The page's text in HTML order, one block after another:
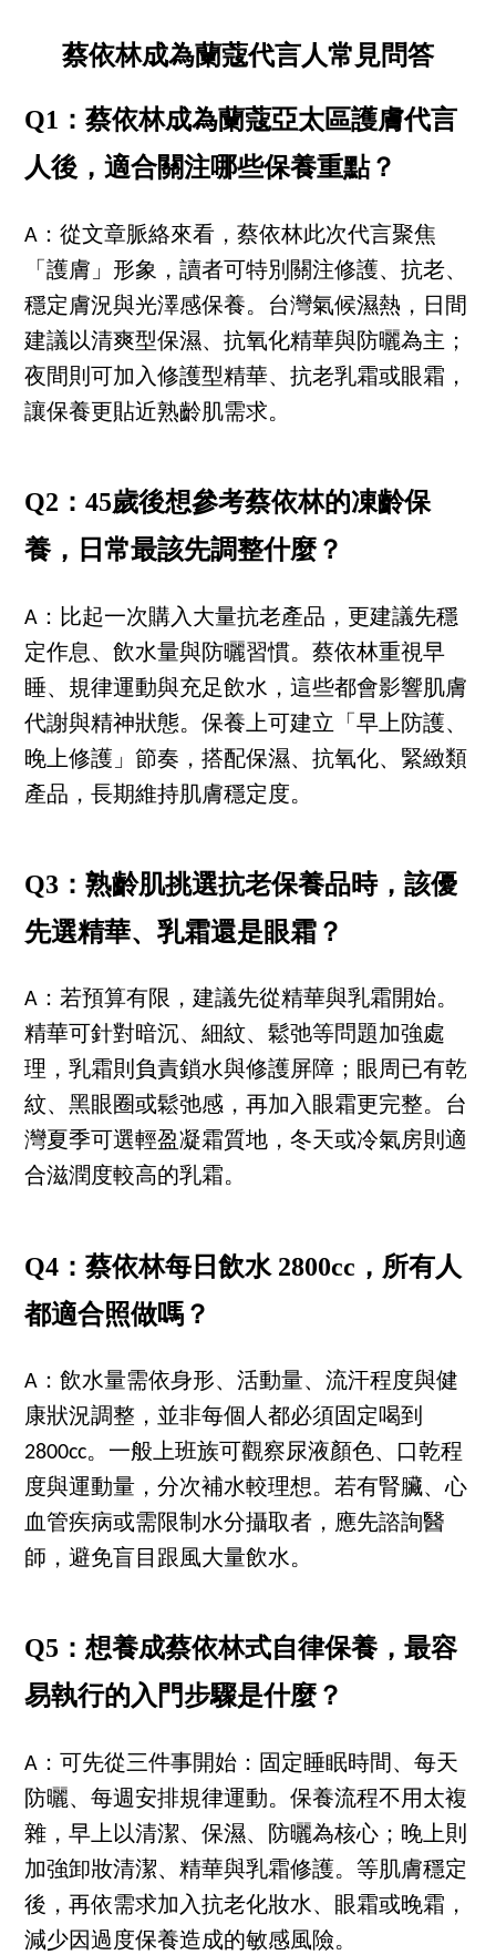
蔡依林成為蘭蔻代言人常見問答
Q1：蔡依林成為蘭蔻亞太區護膚代言
人後，適合關注哪些保養重點？
A：從文章脈絡來看，蔡依林此次代言聚焦
「護膚」形象，讀者可特別關注修護、抗老、
穩定膚況與光澤感保養。台灣氣候濕熱，日間
建議以清爽型保濕、抗氧化精華與防曬為主；
夜間則可加入修護型精華、抗老乳霜或眼霜，
讓保養更貼近熟齡肌需求。
Q2：45歲後想參考蔡依林的凍齡保
養，日常最該先調整什麼？
A：比起一次購入大量抗老產品，更建議先穩
定作息、飲水量與防曬習慣。蔡依林重視早
睡、規律運動與充足飲水，這些都會影響肌膚
代謝與精神狀態。保養上可建立「早上防護、
晚上修護」節奏，搭配保濕、抗氧化、緊緻類
產品，長期維持肌膚穩定度。
Q3：熟齡肌挑選抗老保養品時，該優
先選精華、乳霜還是眼霜？
A：若預算有限，建議先從精華與乳霜開始。
精華可針對暗沉、細紋、鬆弛等問題加強處
理，乳霜則負責鎖水與修護屏障；眼周已有乾
紋、黑眼圈或鬆弛感，再加入眼霜更完整。台
灣夏季可選輕盈凝霜質地，冬天或冷氣房則適
合滋潤度較高的乳霜。
Q4：蔡依林每日飲水 2800cc，所有人
都適合照做嗎？
A：飲水量需依身形、活動量、流汗程度與健
康狀況調整，並非每個人都必須固定喝到
2800cc。一般上班族可觀察尿液顏色、口乾程
度與運動量，分次補水較理想。若有腎臟、心
血管疾病或需限制水分攝取者，應先諮詢醫
師，避免盲目跟風大量飲水。
Q5：想養成蔡依林式自律保養，最容
易執行的入門步驟是什麼？
A：可先從三件事開始：固定睡眠時間、每天
防曬、每週安排規律運動。保養流程不用太複
雜，早上以清潔、保濕、防曬為核心；晚上則
加強卸妝清潔、精華與乳霜修護。等肌膚穩定
後，再依需求加入抗老化妝水、眼霜或晚霜，
減少因過度保養造成的敏感風險。